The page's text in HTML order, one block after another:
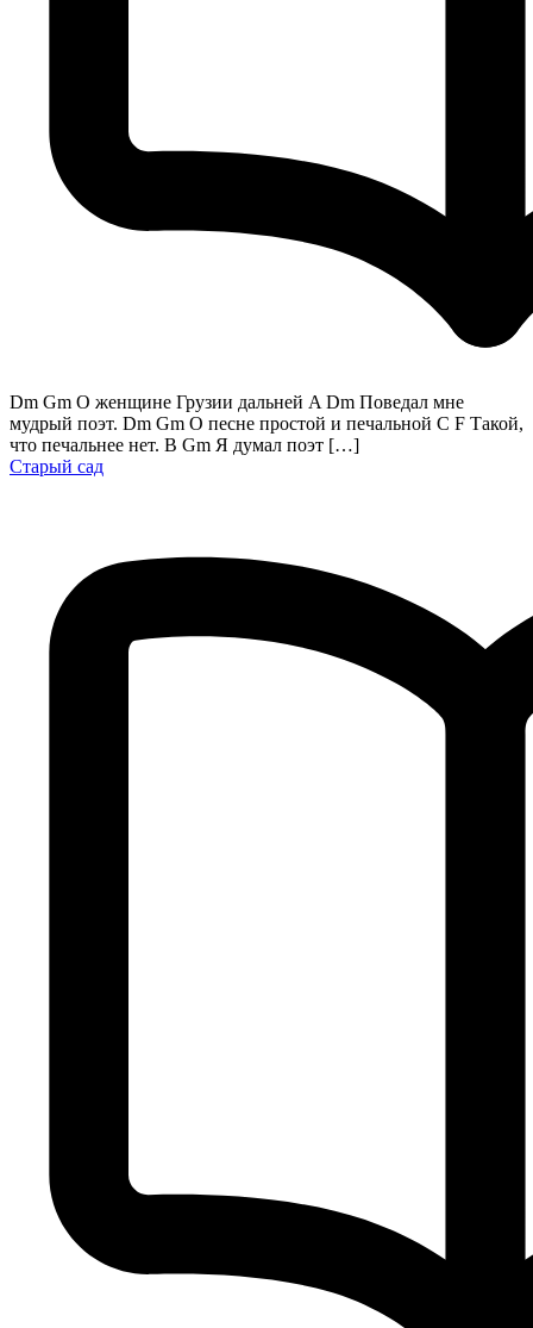
Dm Gm О женщине Грузии дальней A Dm Поведал мне
мудрый поэт. Dm Gm О песне простой и печальной C F Такой,
что печальнее нет. B Gm Я думал поэт […]
Старый сад